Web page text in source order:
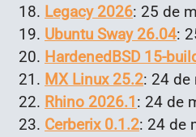
Legacy 2026: 25 de
Ubuntu Sway 26.04:
HardenedBSD 15-
MX Linux 25.2: 24 de
Rhino 2026.1 : 24 de
Cerberix 0.1.2: 24 de